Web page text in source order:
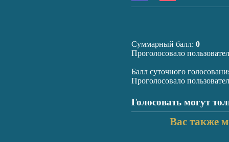
Суммарный балл: 0
Проголосовало
Балл суточного
Проголосовало
Голосовать могут
Вас также